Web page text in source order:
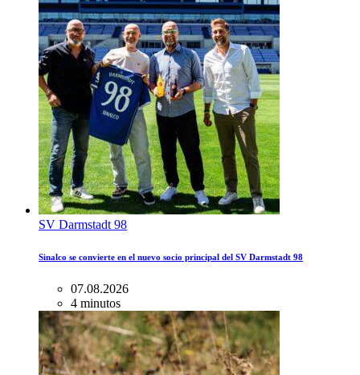
SV Darmstadt 98
Sinalco se convierte en el nuevo socio principal del SV Darmstadt 98
07.08.2026
4 minutos